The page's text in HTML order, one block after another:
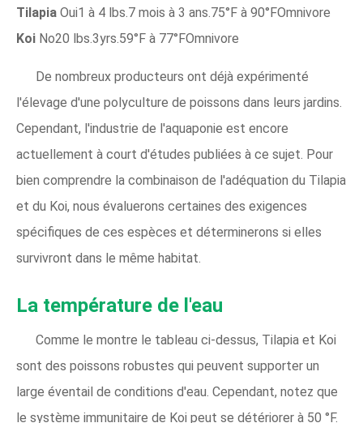
Tilapia Oui1 à 4 lbs.7 mois à 3 ans.75°F à 90°FOmnivore
Koi No20 lbs.3yrs.59°F à 77°FOmnivore
De nombreux producteurs ont déjà expérimenté
l'élevage d'une polyculture de poissons dans leurs jardins.
Cependant, l'industrie de l'aquaponie est encore
actuellement à court d'études publiées à ce sujet. Pour
bien comprendre la combinaison de l'adéquation du Tilapia
et du Koi, nous évaluerons certaines des exigences
spécifiques de ces espèces et déterminerons si elles
survivront dans le même habitat.
La température de l'eau
Comme le montre le tableau ci-dessus, Tilapia et Koi
sont des poissons robustes qui peuvent supporter un
large éventail de conditions d'eau. Cependant, notez que
le système immunitaire de Koi peut se détériorer à 50 °F.